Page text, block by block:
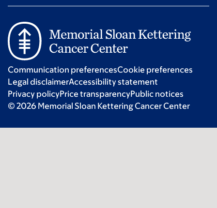
Communication preferencesCookie preferences
Legal disclaimerAccessibility statement
Privacy policyPrice transparencyPublic notices
© 2026 Memorial Sloan Kettering Cancer Center